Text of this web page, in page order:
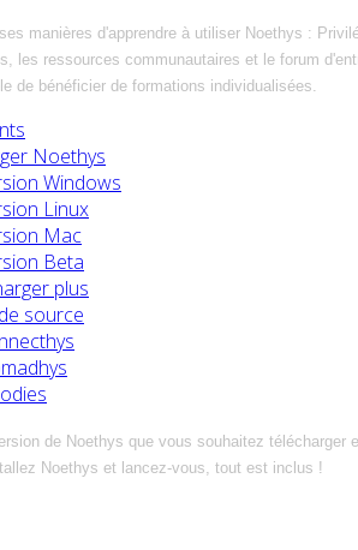
manières d'apprendre à utiliser Noethys :
les ressources communautaires et le forum
de bénéficier de formations individualisées.
Noethys
Windows
Linux
Mac
Beta
plus
source
de Noethys que vous souhaitez télécharger
Noethys et lancez-vous, tout est inclus !